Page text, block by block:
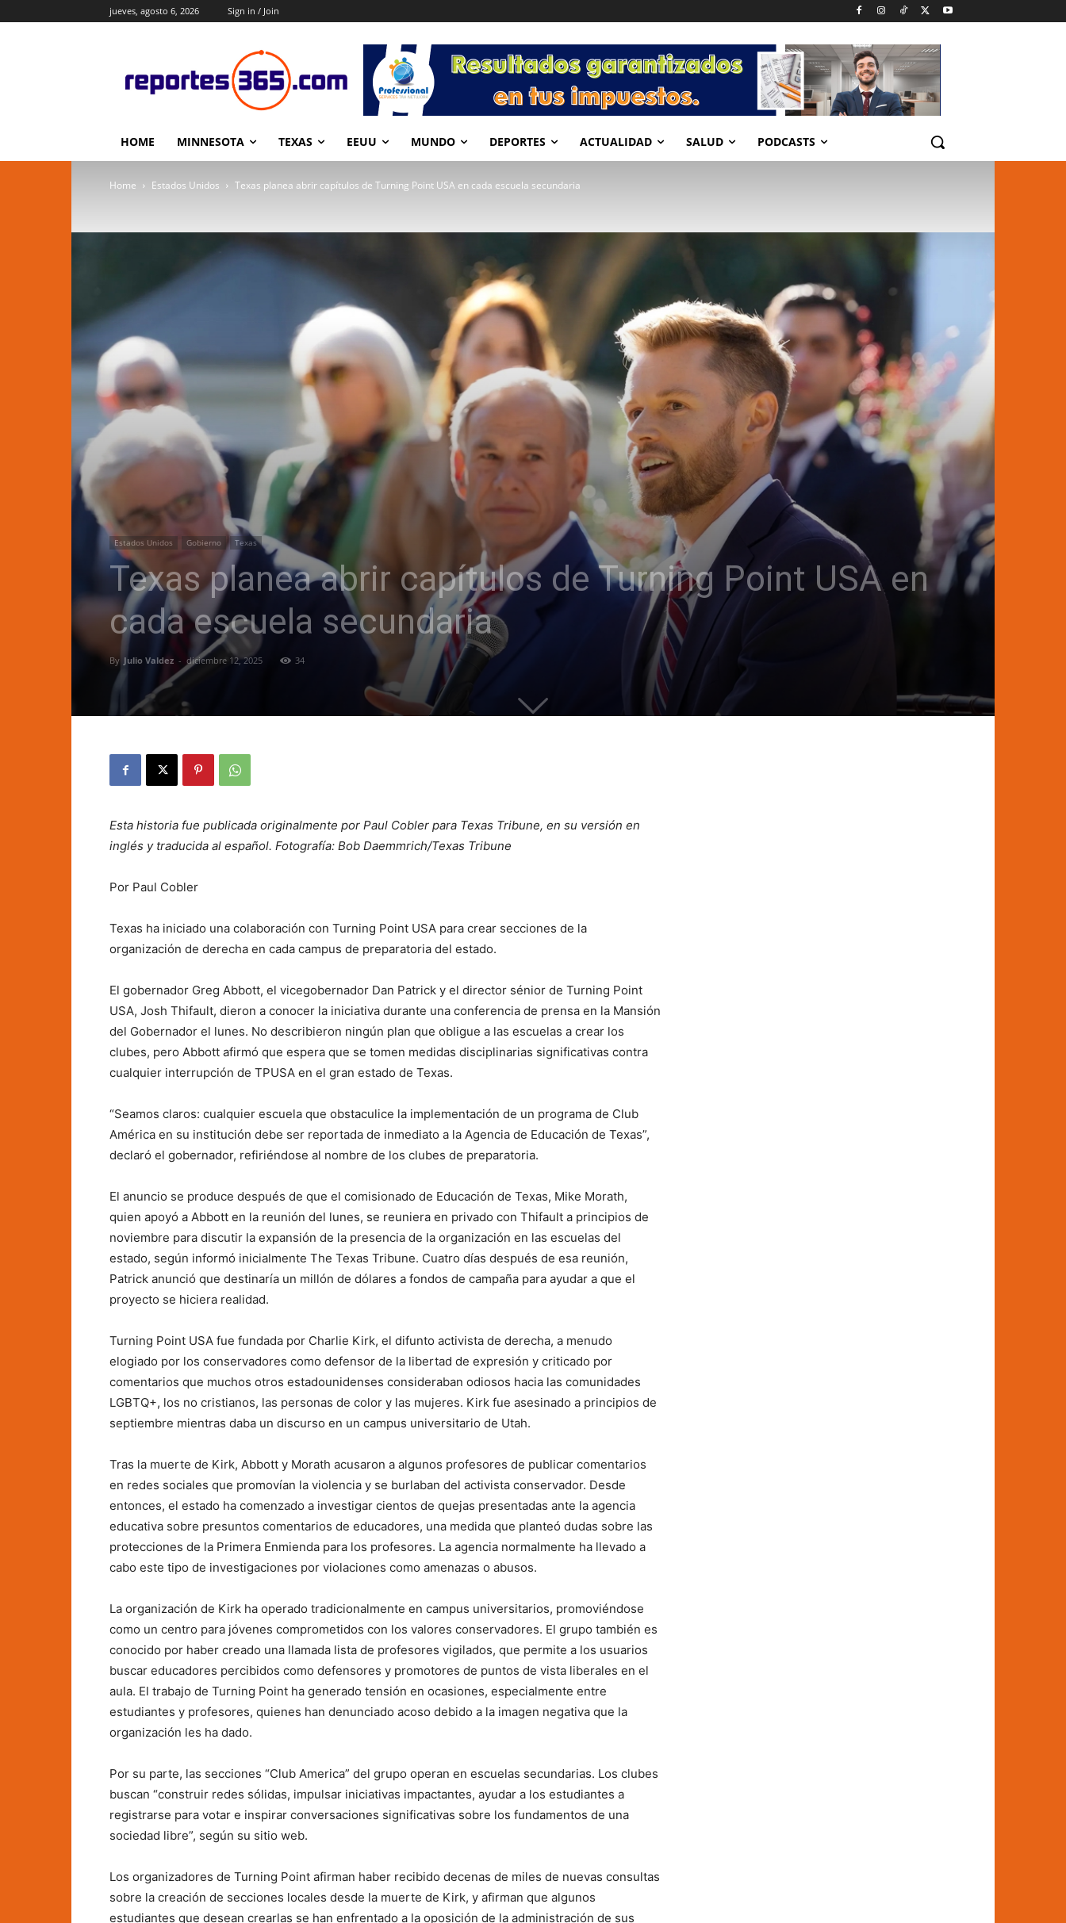
jueves, agosto 6, 2026 Sign in / Join
HOME MINNESOTA TEXAS EEUU MUNDO DEPORTES ACTUALIDAD SALUD PODCASTS
Home Estados Unidos Texas planea abrir capítulos de Turning Point USA en cada escuela secundaria
Estados Unidos Gobierno Texas
Texas planea abrir capítulos de Turning Point USA en
cada escuela secundaria
By Julio Valdez - diciembre 12, 2025 34
Esta historia fue publicada originalmente por Paul Cobler para Texas Tribune, en su versión en
inglés y traducida al español. Fotografía: Bob Daemmrich/Texas Tribune
Por Paul Cobler
Texas ha iniciado una colaboración con Turning Point USA para crear secciones de la
organización de derecha en cada campus de preparatoria del estado.
El gobernador Greg Abbott, el vicegobernador Dan Patrick y el director sénior de Turning Point
USA, Josh Thifault, dieron a conocer la iniciativa durante una conferencia de prensa en la Mansión
del Gobernador el lunes. No describieron ningún plan que obligue a las escuelas a crear los
clubes, pero Abbott afirmó que espera que se tomen medidas disciplinarias significativas contra
cualquier interrupción de TPUSA en el gran estado de Texas.
“Seamos claros: cualquier escuela que obstaculice la implementación de un programa de Club
América en su institución debe ser reportada de inmediato a la Agencia de Educación de Texas”,
declaró el gobernador, refiriéndose al nombre de los clubes de preparatoria.
El anuncio se produce después de que el comisionado de Educación de Texas, Mike Morath,
quien apoyó a Abbott en la reunión del lunes, se reuniera en privado con Thifault a principios de
noviembre para discutir la expansión de la presencia de la organización en las escuelas del
estado, según informó inicialmente The Texas Tribune. Cuatro días después de esa reunión,
Patrick anunció que destinaría un millón de dólares a fondos de campaña para ayudar a que el
proyecto se hiciera realidad.
Turning Point USA fue fundada por Charlie Kirk, el difunto activista de derecha, a menudo
elogiado por los conservadores como defensor de la libertad de expresión y criticado por
comentarios que muchos otros estadounidenses consideraban odiosos hacia las comunidades
LGBTQ+, los no cristianos, las personas de color y las mujeres. Kirk fue asesinado a principios de
septiembre mientras daba un discurso en un campus universitario de Utah.
Tras la muerte de Kirk, Abbott y Morath acusaron a algunos profesores de publicar comentarios
en redes sociales que promovían la violencia y se burlaban del activista conservador. Desde
entonces, el estado ha comenzado a investigar cientos de quejas presentadas ante la agencia
educativa sobre presuntos comentarios de educadores, una medida que planteó dudas sobre las
protecciones de la Primera Enmienda para los profesores. La agencia normalmente ha llevado a
cabo este tipo de investigaciones por violaciones como amenazas o abusos.
La organización de Kirk ha operado tradicionalmente en campus universitarios, promoviéndose
como un centro para jóvenes comprometidos con los valores conservadores. El grupo también es
conocido por haber creado una llamada lista de profesores vigilados, que permite a los usuarios
buscar educadores percibidos como defensores y promotores de puntos de vista liberales en el
aula. El trabajo de Turning Point ha generado tensión en ocasiones, especialmente entre
estudiantes y profesores, quienes han denunciado acoso debido a la imagen negativa que la
organización les ha dado.
Por su parte, las secciones “Club America” ​​del grupo operan en escuelas secundarias. Los clubes
buscan “construir redes sólidas, impulsar iniciativas impactantes, ayudar a los estudiantes a
registrarse para votar e inspirar conversaciones significativas sobre los fundamentos de una
sociedad libre”, según su sitio web.
Los organizadores de Turning Point afirman haber recibido decenas de miles de nuevas consultas
sobre la creación de secciones locales desde la muerte de Kirk, y afirman que algunos
estudiantes que desean crearlas se han enfrentado a la oposición de la administración de sus